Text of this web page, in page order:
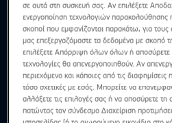
σε αυτά στη συσκευή σας. Αν επιλέξετε
ενεργοποίηση τεχνολογιών παρακολούθησης
σκοποί που εμφανίζονται παρακάτω, για τους
μας επεξεργαζόμαστε τα δεδομένα με σκοπό
επιλέξετε Απόρριψη όλων όλων ή αποσύρετε
τεχνολογίες θα απενεργοποιηθούν. Αν
περιεχόμενο και κάποιες από τις διαφημίσεις
τόσο σχετικές με εσάς. Μπορείτε να
αλλάξετε τις επιλογές σας ή να αποσύρετε
πατώντας τον σύνδεσμο Διαχείριση